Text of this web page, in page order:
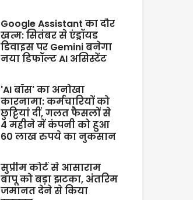
Google Assistant का दौर
खत्म: सितंबर से एंड्रॉयड
डिवाइस पर Gemini बनेगा
नया डिफॉल्ट AI असिस्टेंट
'AI बॉस' का अनोखा
कारनामा: कर्मचारियों को
छुट्टियां दीं, गलत फैसलों से
4 महीने में कंपनी को हुआ
60 लाख रुपये का नुकसान
सुप्रीम कोर्ट से आसाराम
बापू को बड़ा झटका, अंतरिम
जमानत देने से किया